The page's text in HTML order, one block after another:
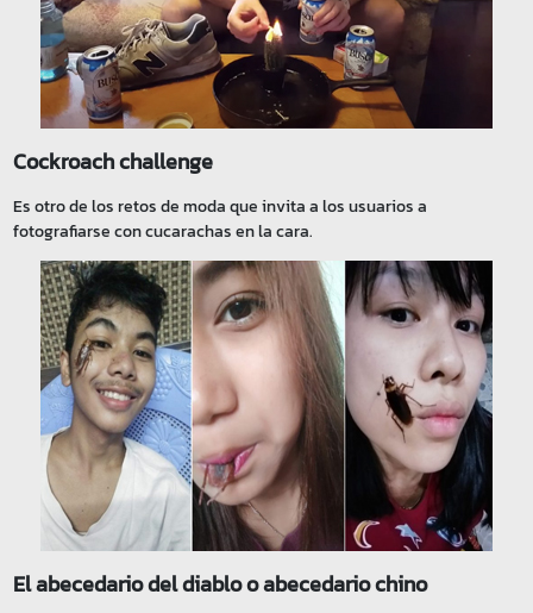
Cockroach challenge
Es otro de los retos de moda que invita a los usuarios a
fotografiarse con cucarachas en la cara.
El abecedario del diablo o abecedario chino